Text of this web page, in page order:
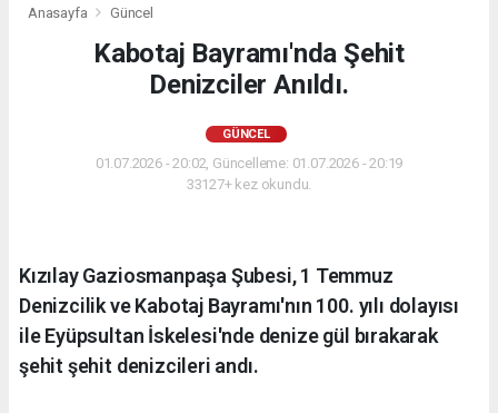
Anasayfa Güncel
Kabotaj Bayramı'nda Şehit
Denizciler Anıldı.
GÜNCEL
01.07.2026 - 20:02, Güncelleme: 01.07.2026 - 20:19
33127+ kez okundu.
Kızılay Gaziosmanpaşa Şubesi, 1 Temmuz
Denizcilik ve Kabotaj Bayramı'nın 100. yılı dolayısı
ile Eyüpsultan İskelesi'nde denize gül bırakarak
şehit şehit denizcileri andı.